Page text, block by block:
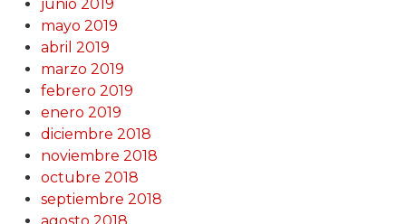
junio 2019
mayo 2019
abril 2019
marzo 2019
febrero 2019
enero 2019
diciembre 2018
noviembre 2018
octubre 2018
septiembre 2018